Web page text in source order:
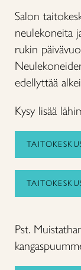
Salon
neulekoneita
rukin
edellyttää
Kysy lisää
Pst.